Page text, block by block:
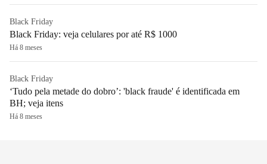
Black Friday
Black Friday: veja celulares por até R$ 1000
Há 8 meses
Black Friday
‘Tudo pela metade do dobro’: 'black fraude' é identificada em
BH; veja itens
Há 8 meses